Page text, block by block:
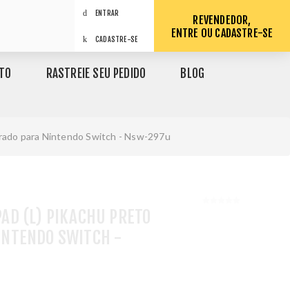
ENTRAR
CADASTRE-SE
REVENDEDOR,
ENTRE OU CADASTRE-SE
RASTREIE SEU PEDIDO BLOG
para Nintendo Switch - Nsw-297u